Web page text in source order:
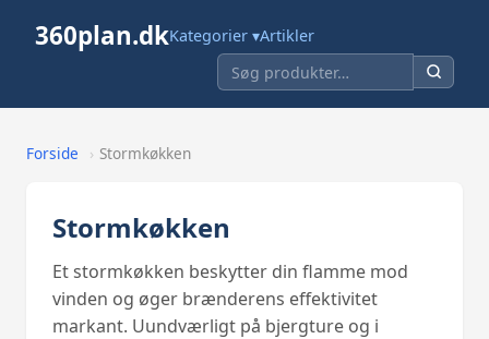
360plan.dkKategorier ▾Artikler
Forside › Stormkøkken
Stormkøkken
Et stormkøkken beskytter din flamme mod
vinden og øger brænderens effektivitet
markant. Uundværligt på bjergture og i